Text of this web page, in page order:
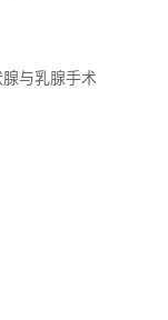
腺与乳腺手术